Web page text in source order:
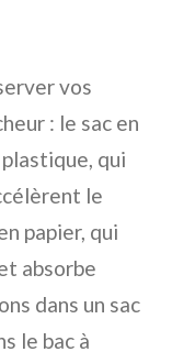
vos
: le sac en
qui
le
papier, qui
absorbe
dans un sac
le bac à